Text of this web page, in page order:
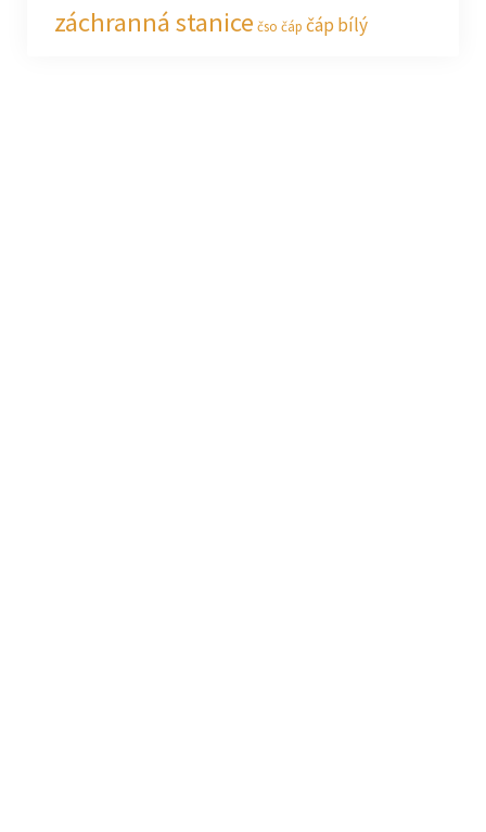
záchranná stanice čso čáp čáp bílý